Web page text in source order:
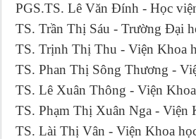
PGS.TS. Lê Văn Đính - Học
TS. Trần Thị Sáu - Trường
TS. Trịnh Thị Thu - Viện
TS. Phan Thị Sông Thương -
TS. Lê Xuân Thông - Viện
TS. Phạm Thị Xuân Nga - Viện
TS. Lài Thị Vân - Viện Khoa